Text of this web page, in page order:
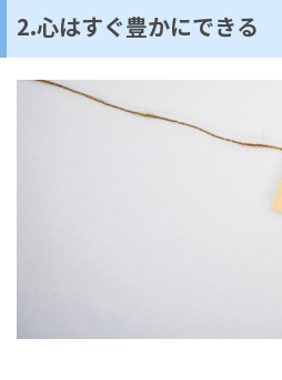
2.心はすぐ豊かにできる